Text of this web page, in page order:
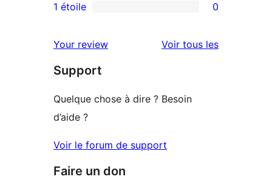
avis
2
à
1
1 étoile 0
Your review Voir tous lesavis
Support
Quelque chose à dire ? Besoin
d’aide ?
Voir le forum de support
Faire un don